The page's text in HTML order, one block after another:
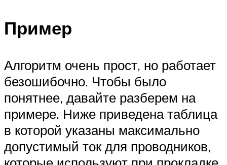
Пример
Алгоритм очень прост, но работает
безошибочно. Чтобы было
понятнее, давайте разберем на
примере. Ниже приведена таблица
в которой указаны максимально
допустимый ток для проводников,